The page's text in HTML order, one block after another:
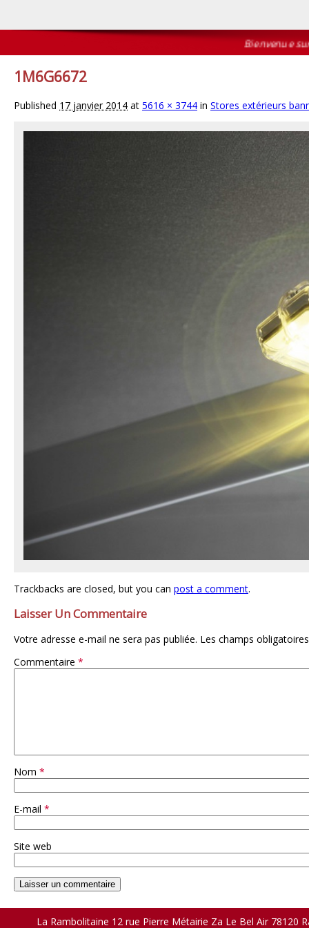
Bienvenue sur
1M6G6672
Published 17 janvier 2014 at 5616 × 3744 in Stores extérieurs
Trackbacks are closed, but you can post a comment.
Laisser Un Commentaire
Votre adresse e-mail ne sera pas publiée. Les champs
Commentaire *
Nom *
E-mail *
Site web
La Rambolitaine 12 rue Pierre Métairie Za Le Bel Air